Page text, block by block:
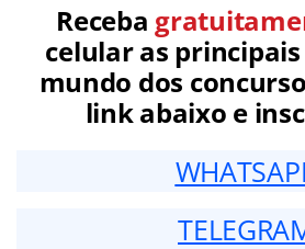
Receba
celular as
mundo dos
link abaixo e